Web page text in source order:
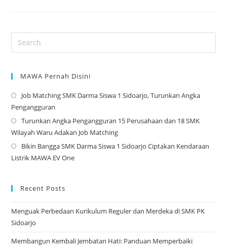
MAWA Pernah Disini
Job Matching SMK Darma Siswa 1 Sidoarjo, Turunkan Angka
Pengangguran
Turunkan Angka Pengangguran 15 Perusahaan dan 18 SMK
Wilayah Waru Adakan Job Matching
Bikin Bangga SMK Darma Siswa 1 Sidoarjo Ciptakan Kendaraan
Listrik MAWA EV One
Recent Posts
Menguak Perbedaan Kurikulum Reguler dan Merdeka di SMK PK
Sidoarjo
Membangun Kembali Jembatan Hati: Panduan Memperbaiki